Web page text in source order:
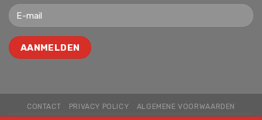
CONTACT PRIVACY POLICY ALGEMENE VOORWAARDEN